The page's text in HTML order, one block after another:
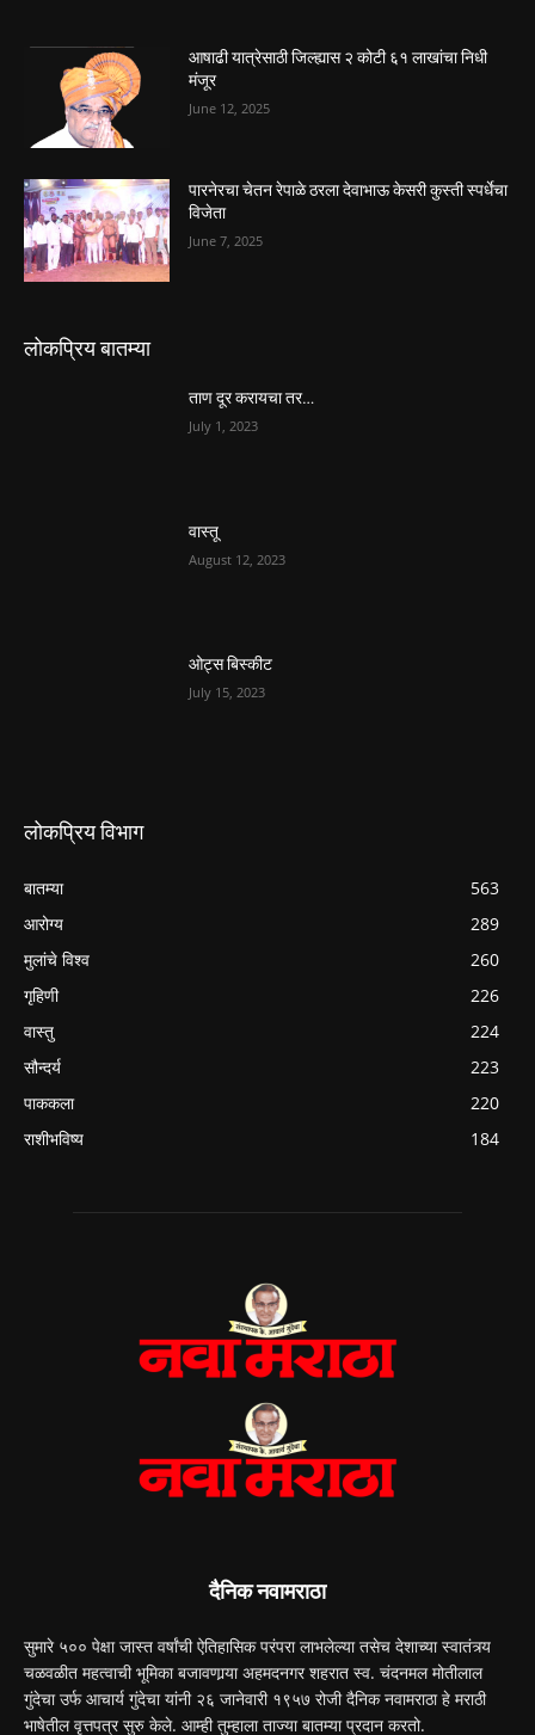
आषाढी यात्रेसाठी जिल्ह्यास २ कोटी ६१ लाखांचा निधी
मंजूर
June 12, 2025
पारनेरचा चेतन रेपाळे ठरला देवाभाऊ केसरी कुस्ती स्पर्धेचा
विजेता
June 7, 2025
लोकप्रिय बातम्या
ताण दूर करायचा तर…
July 1, 2023
वास्तू
August 12, 2023
ओट्स बिस्कीट
July 15, 2023
लोकप्रिय विभाग
बातम्या
563
आरोग्य
289
मुलांचे विश्व
260
गृहिणी
226
वास्तु
224
सौन्दर्य
223
पाककला
220
राशीभविष्य
184
दैनिक नवामराठा
सुमारे ५०० पेक्षा जास्त वर्षांची ऐतिहासिक परंपरा लाभलेल्या तसेच देशाच्या स्वातंत्र्य
चळवळीत महत्वाची भूमिका बजावणार्‍या अहमदनगर शहरात स्व. चंदनमल मोतीलाल
गुंदेचा उर्फ आचार्य गुंदेचा यांनी २६ जानेवारी १९५७ रोजी दैनिक नवामराठा हे मराठी
भाषेतील वृत्तपत्र सुरु केले. आम्ही तुम्हाला ताज्या बातम्या प्रदान करतो.